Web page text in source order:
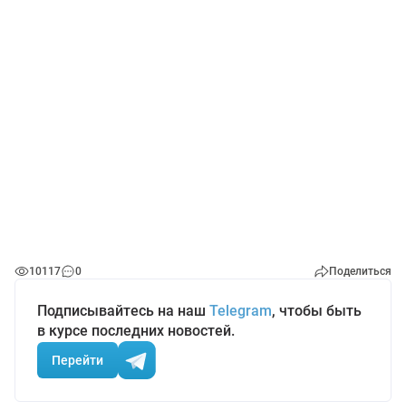
10117 0 Поделиться
Подписывайтесь на наш Telegram, чтобы быть
в курсе последних новостей.
Перейти